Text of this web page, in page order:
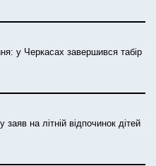
у Черкасах завершився табір
на літній відпочинок дітей